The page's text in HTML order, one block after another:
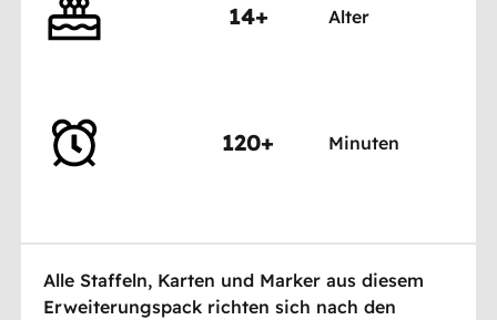
14+ Alter
120+ Minuten
Alle Staffeln, Karten und Marker aus diesem
Erweiterungspack richten sich nach den